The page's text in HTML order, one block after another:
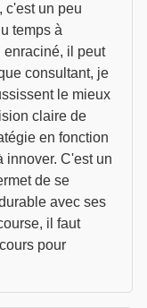
c'est un peu
temps à
enraciné, il peut
consultant, je
le mieux
claire de
en fonction
innover. C'est un
de se
avec ses
il faut
pour